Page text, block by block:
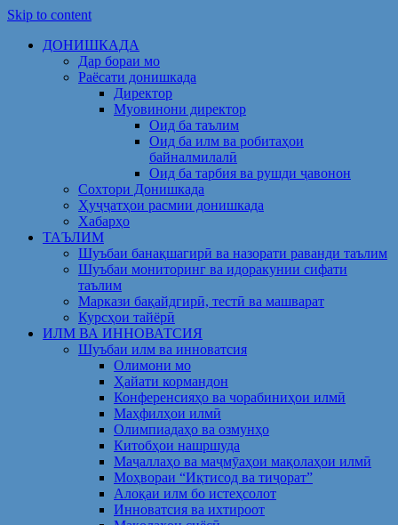
Skip to content
ДОНИШКАДА
Дар бораи мо
Раёсати донишкада
Директор
Муовинони директор
Оид ба таълим
Оид ба илм ва робитаҳои
байналмилалӣ
Оид ба тарбия ва рушди ҷавонон
Сохтори Донишкада
Ҳуҷҷатҳои расмии донишкада
Хабарҳо
ТАЪЛИМ
Шуъбаи банақшагирӣ ва назорати раванди таълим
Шуъбаи мониторинг ва идоракунии сифати
таълим
Маркази бақайдгирӣ, тестӣ ва машварат
Курсҳои тайёрӣ
ИЛМ ВА ИННОВАТСИЯ
Шуъбаи илм ва инноватсия
Олимони мо
Ҳайати кормандон
Конференсияҳо ва чорабиниҳои илмӣ
Маҳфилҳои илмӣ
Олимпиадаҳо ва озмунҳо
Китобҳои нашршуда
Маҷаллаҳо ва маҷмӯаҳои мақолаҳои илмӣ
Моҳвораи “Иқтисод ва тиҷорат”
Алоқаи илм бо истеҳсолот
Инноватсия ва ихтироот